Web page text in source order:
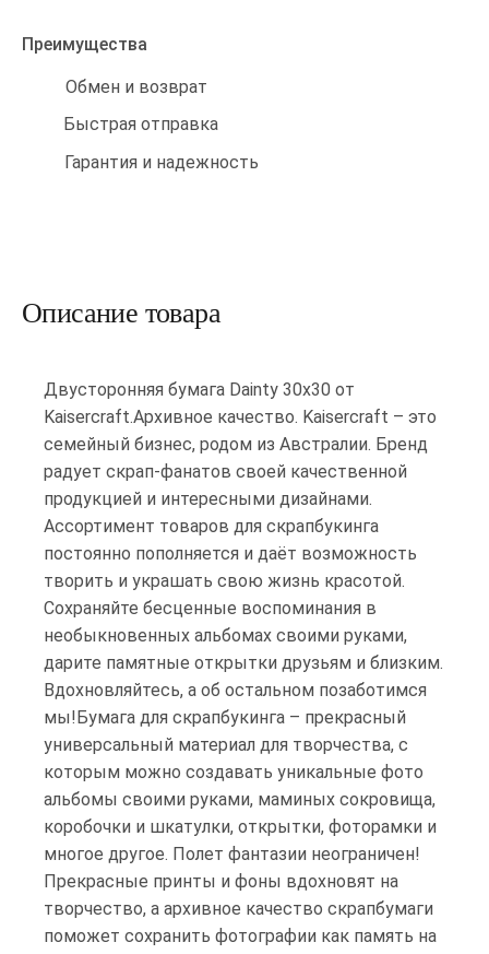
Преимущества
Обмен и возврат
Быстрая отправка
Гарантия и надежность
Описание товара
Двусторонняя бумага Dainty 30х30 от
Kaisercraft.Архивное качество. Kaisercraft – это
семейный бизнес, родом из Австралии. Бренд
радует скрап-фанатов своей качественной
продукцией и интересными дизайнами.
Ассортимент товаров для скрапбукинга
постоянно пополняется и даёт возможность
творить и украшать свою жизнь красотой.
Сохраняйте бесценные воспоминания в
необыкновенных альбомах своими руками,
дарите памятные открытки друзьям и близким.
Вдохновляйтесь, а об остальном позаботимся
мы!Бумага для скрапбукинга – прекрасный
универсальный материал для творчества, с
которым можно создавать уникальные фото
альбомы своими руками, маминых сокровища,
коробочки и шкатулки, открытки, фоторамки и
многое другое. Полет фантазии неограничен!
Прекрасные принты и фоны вдохновят на
творчество, а архивное качество скрапбумаги
поможет сохранить фотографии как память на